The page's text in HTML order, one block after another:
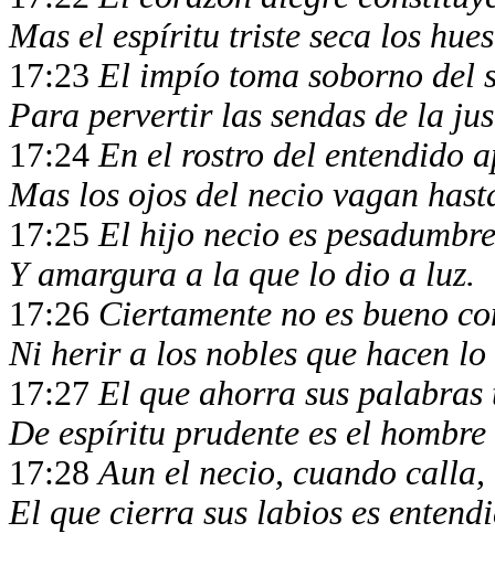
Mas el espíritu triste seca los
17:23El impío toma soborno del
Para pervertir las sendas de la
17:24En el rostro del entendido
Mas los ojos del necio vagan
17:25El hijo necio es
Y amargura a la que lo dio a luz.
17:26 Ciertamente no es bueno
Ni herir a los nobles que hacen
17:27El que ahorra sus
De espíritu prudente es el
17:28Aun el necio, cuando
El que cierra sus labios es